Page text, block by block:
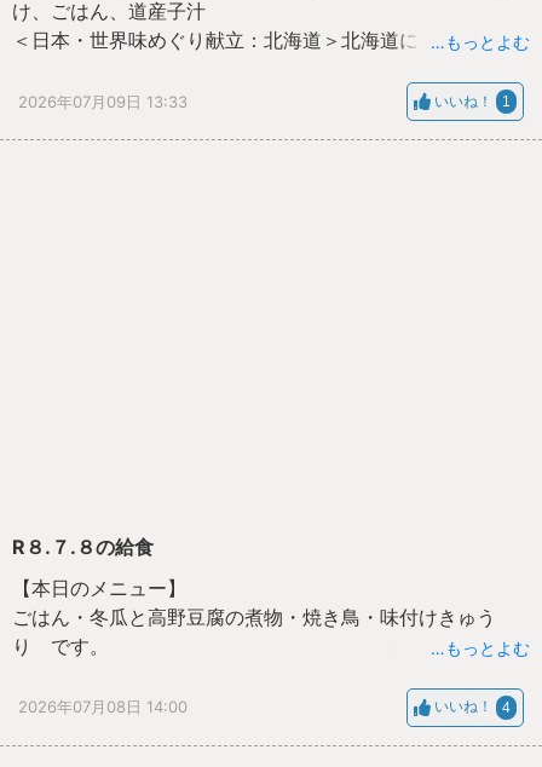
け、ごはん、道産子汁
＜日本・世界味めぐり献立：北海道＞北海道にちなんだ料
…もっとよむ
2026年07月09日 13:33 いいね！ 1
R８.７.８の給食
【本日のメニュー】
ごはん・冬瓜と高野豆腐の煮物・焼き鳥・味付けきゅう
り です。
…もっとよむ
2026年07月08日 14:00 いいね！ 4